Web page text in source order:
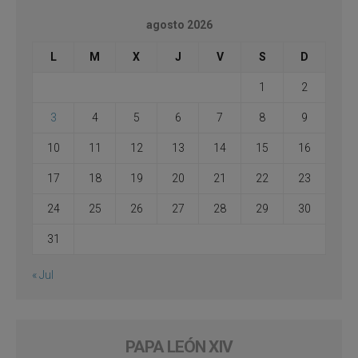
agosto 2026
L M X J V S D
1 2
3 4 5 6 7 8 9
10 11 12 13 14 15 16
17 18 19 20 21 22 23
24 25 26 27 28 29 30
31
« Jul
PAPA LEÓN XIV